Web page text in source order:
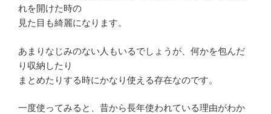
れを開けた時の
見た目も綺麗になります。
あまりなじみのない人もいるでしょうが、何かを包んだ
り収納したり
まとめたりする時にかなり使える存在なのです。
一度使ってみると、昔から長年使われている理由がわか